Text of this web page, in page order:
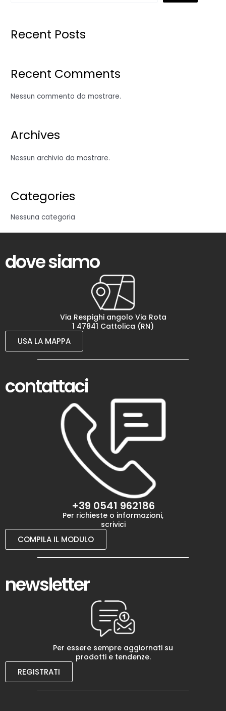
Recent Posts
Recent Comments
Nessun commento da mostrare.
Archives
Nessun archivio da mostrare.
Categories
Nessuna categoria
dove siamo
Via Respighi angolo Via Rota
1 47841 Cattolica (RN)
USA LA MAPPA
contattaci
+39 0541 962186
Per richieste o informazioni,
scrivici
COMPILA IL MODULO
newsletter
Per essere sempre aggiornati su
prodotti e tendenze.
REGISTRATI